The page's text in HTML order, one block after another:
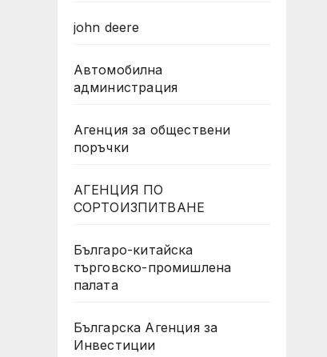
john deere
Автомобилна
администрация
Агенция за обществени
поръчки
АГЕНЦИЯ ПО
СОРТОИЗПИТВАНЕ
Българо-китайска
търговско-промишлена
палата
Българска Агенция за
Инвестиции